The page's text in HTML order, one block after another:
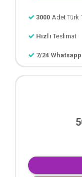
3000 Adet Türk
Hızlı Teslimat
7/24 Whatsapp